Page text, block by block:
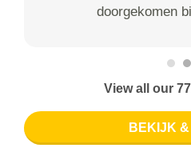
doorgekomen
View all our
BEKIJK